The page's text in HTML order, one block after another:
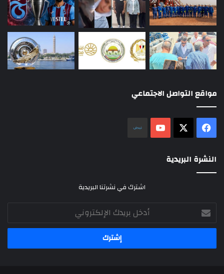
مواقع التواصل الاجتماعي
فيسبوك ‫YouTube
النشرة البريدية
اشترك في نشرتنا البريدية
أدخل
بريدك
الإلكتروني